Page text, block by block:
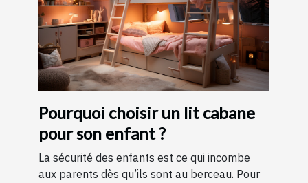
Pourquoi choisir un lit cabane
pour son enfant ?
La sécurité des enfants est ce qui incombe
aux parents dès qu’ils sont au berceau. Pour